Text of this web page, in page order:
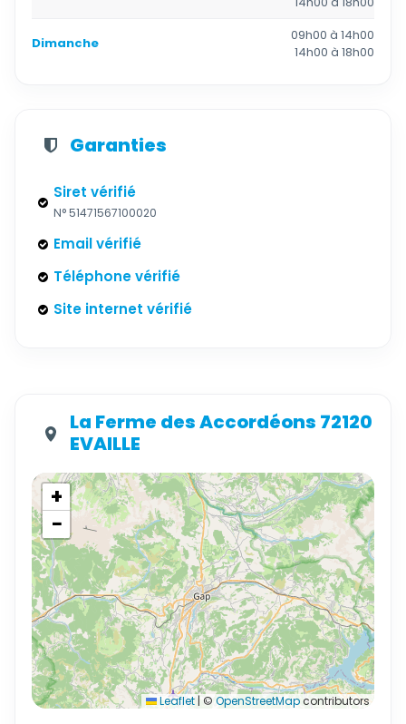
Dimanche
09h00 à 14h00
14h00 à 18h00
Garanties
Siret vérifié
N° 51471567100020
Email vérifié
Téléphone vérifié
Site internet vérifié
La Ferme des Accordéons 72120
EVAILLE
+
−
Leaflet | © OpenStreetMapcontributors